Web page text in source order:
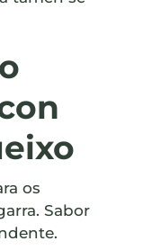
os
Sabor